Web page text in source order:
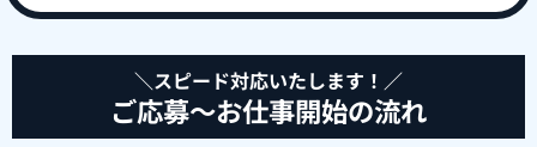
＼スピード対応いたします！／
ご応募～お仕事開始の流れ